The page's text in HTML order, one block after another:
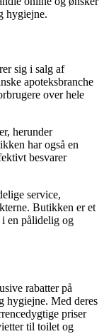
hygiejne.
sig i salg af
apoteksbranche
over hele
herunder
har også en
besvarer
service,
Butikken er et
en pålidelig og
rabatter på
hygiejne. Med deres
priser
til toilet og